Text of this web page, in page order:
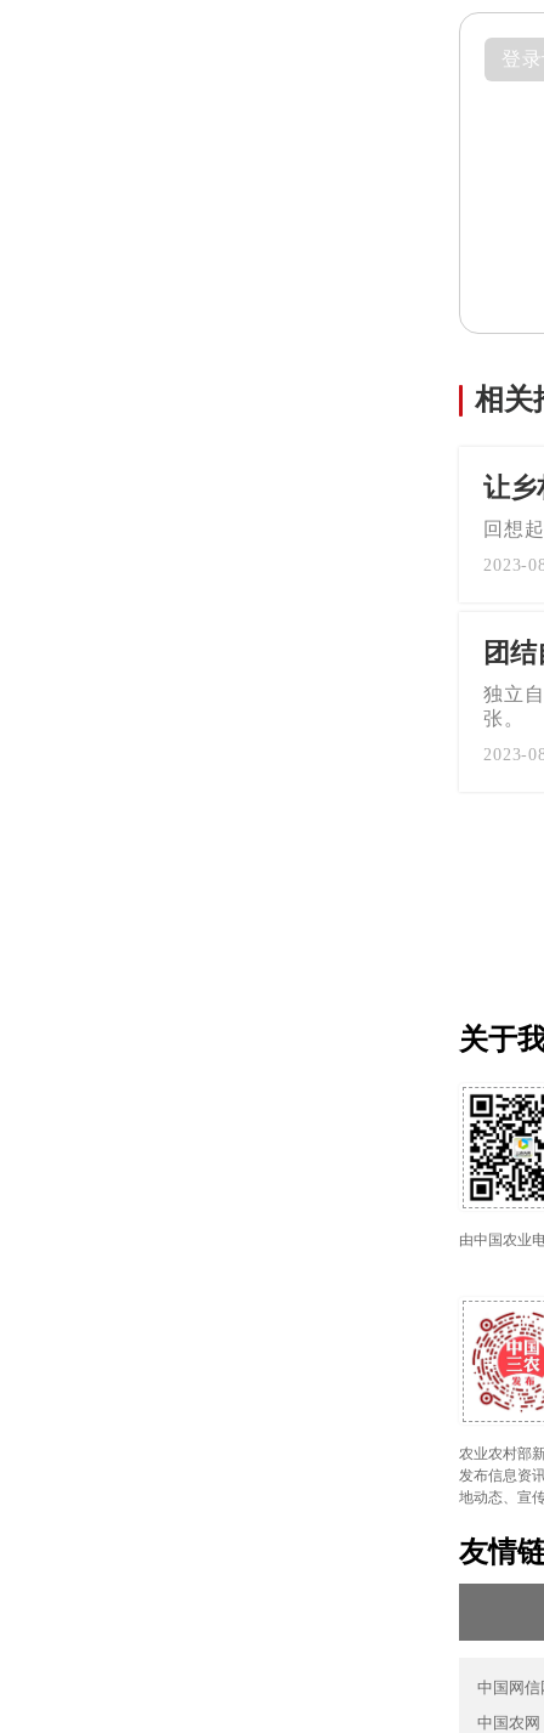
登
相关
让乡
回想
2023-
团
独立
张。
2023-
关于
由中国农业
农业农村部
发布信息资
地动态、宣
友情
中国网信
中国农网